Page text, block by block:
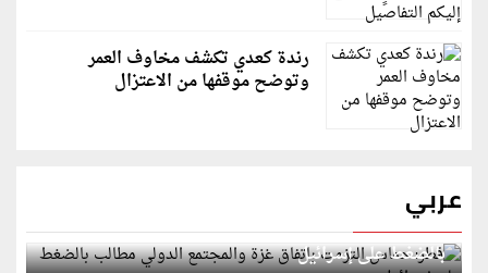
رندة كعدي تكشف مخاوف العمر
وتوضح موقفها من الاعتزال
عربي
قطر: حماس التزمت باتفاق غزة والمجتمع الدولي مطالب
بالضغط على إسرائيل